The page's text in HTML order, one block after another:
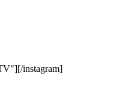
instagram]